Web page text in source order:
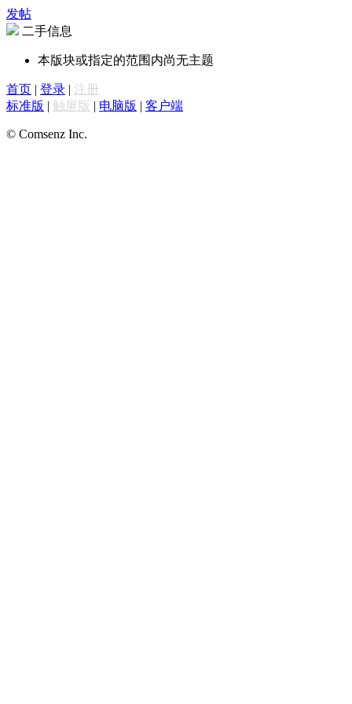
发帖
二手信息
本版块或指定的范围内尚无主题
首页 | 登录 | 注册
标准版 | 触屏版 | 电脑版 | 客户端
© Comsenz Inc.